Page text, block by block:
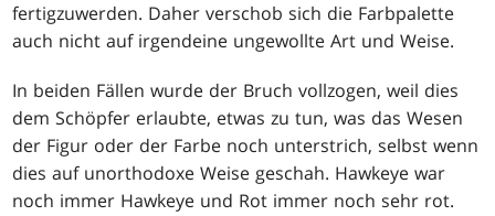
fertigzuwerden. Daher verschob sich die Farbpalette
auch nicht auf irgendeine ungewollte Art und Weise.
In beiden Fällen wurde der Bruch vollzogen, weil dies
dem Schöpfer erlaubte, etwas zu tun, was das Wesen
der Figur oder der Farbe noch unterstrich, selbst wenn
dies auf unorthodoxe Weise geschah. Hawkeye war
noch immer Hawkeye und Rot immer noch sehr rot.